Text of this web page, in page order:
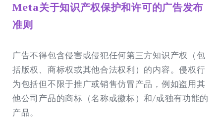
Meta关于知识产权保护和许可的广告发布
准则
广告不得包含侵害或侵犯任何第三方知识产权（包
括版权、商标权或其他合法权利）的内容。侵权行
为包括但不限于推广或销售仿冒产品，例如盗用其
他公司产品的商标（名称或徽标）和/或独有功能的
产品。